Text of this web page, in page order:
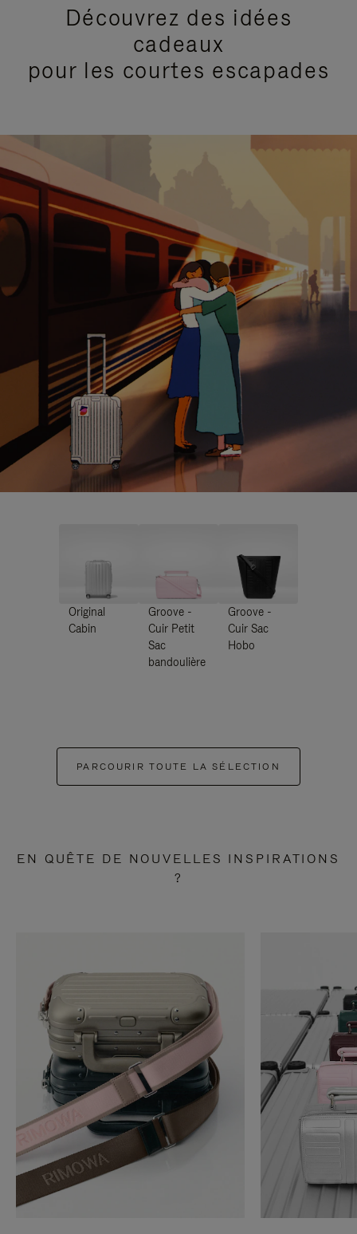
Découvrez des idées
cadeaux
pour les courtes escapades
Original
Cabin
Groove -
Cuir Petit
Sac
bandoulière
Groove -
Cuir Sac
Hobo
PARCOURIR TOUTE LA SÉLECTION
EN QUÊTE DE NOUVELLES INSPIRATIONS
?